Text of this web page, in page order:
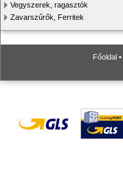
Vegyszerek, ragasztók
Zavarszűrők, Ferritek
Főoldal •